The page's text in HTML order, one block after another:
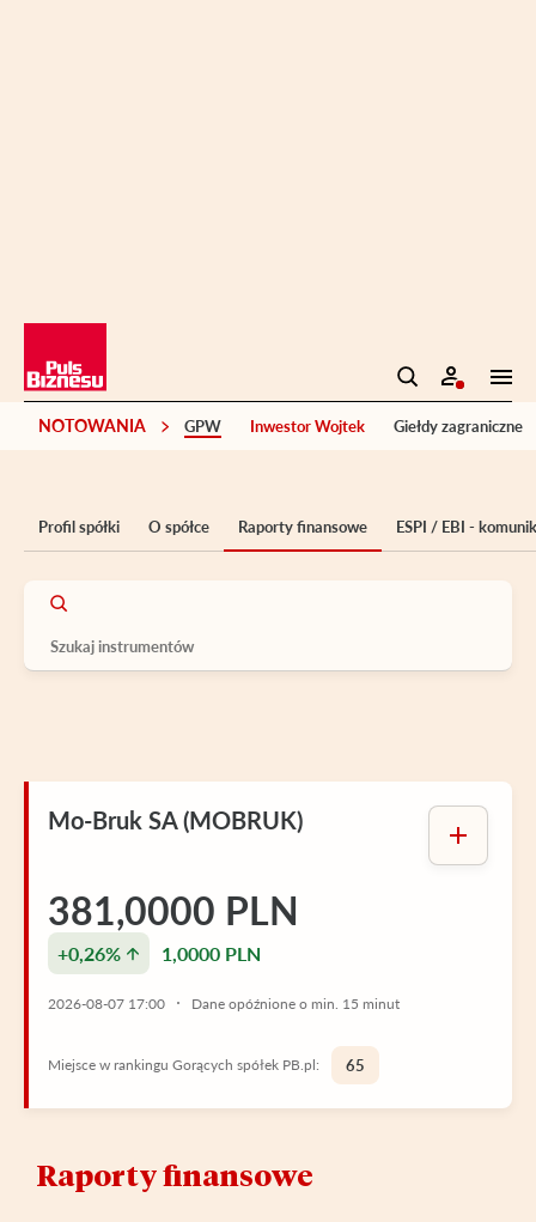
NOTOWANIA GPW Inwestor Wojtek Giełdy zagraniczne
Profil spółki O spółce Raporty finansowe ESPI / EBI -
Mo-Bruk SA (MOBRUK)
381,0000 PLN
+0,26% 1,0000 PLN
2026-08-07 17:00 Dane opóźnione o min. 15 minut
Miejsce w rankingu Gorących spółek PB.pl: 65
Raporty finansowe